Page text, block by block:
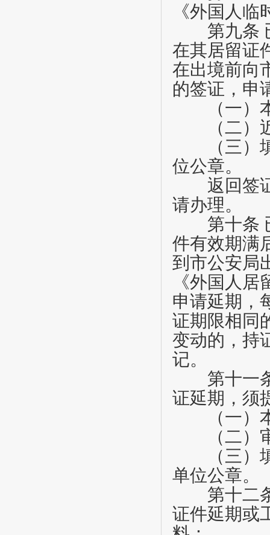
《外国人
第九条
在其居留证
在出境前向
的签证，申
（一）本
（二）近
（三）填
位公章。
返回签证
请办理。
第十条
件有效期满
到市公安局
《外国人
申请延期，
证期限相同
变动的，持
记。
第十一
证延期，须
（一）本
（二）审
（三）填
单位公章。
第十二
证件延期或